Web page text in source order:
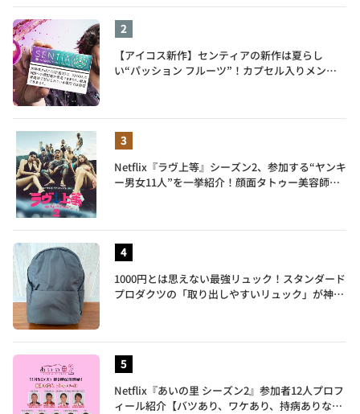
【アイコス新作】センティアの新作は夏らし
い“パッション フルーツ”！カプセル入りメンソ
Netflix『ラヴ上等』シーズン2、参加する“ヤンキ
ー男女11人”を一挙紹介！顔面タトゥー美容師、
1000円とは思えない最強リュック！スタンダード
プロダクツの「取り出しやすいリュック」が神す
Netflix『あいの里 シーズン2』参加者12人プロフ
ィール紹介【バツあり、ワケあり、持病ありな35